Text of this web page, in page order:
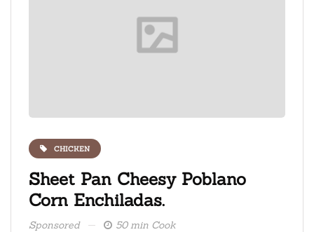
CHICKEN
Sheet Pan Cheesy Poblano
Corn Enchiladas.
Sponsored 50 min Cook